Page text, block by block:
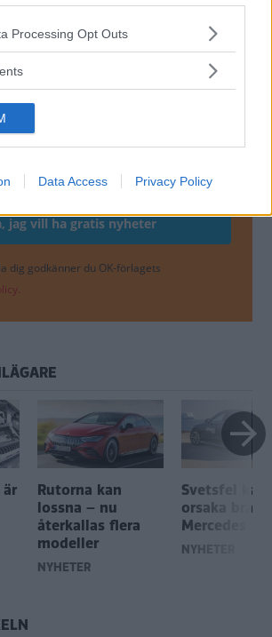
website/app uses one or more Google
visit or usage behaviour. You may click to
specified purposes in below Google
Processing Opt Outs
Data Access Privacy Policy
GLE och CLS försnart två år sedan.
ARTIKLAR OM
utan kostnad
dig godkänner du OK-förlagets
Rutorna kan
lossna – nu
återkallas flera
modeller
NYHETER
Svetsfel kan
orsaka
Mercedes
NYHETER